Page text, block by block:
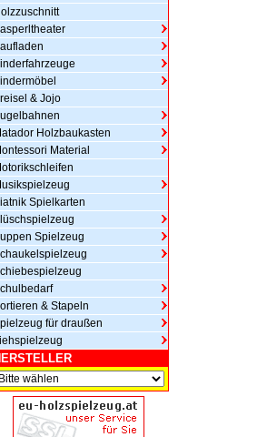
& Jojo
Holzbaukasten
Material
Spielkarten
Spielzeug
& Stapeln
für draußen